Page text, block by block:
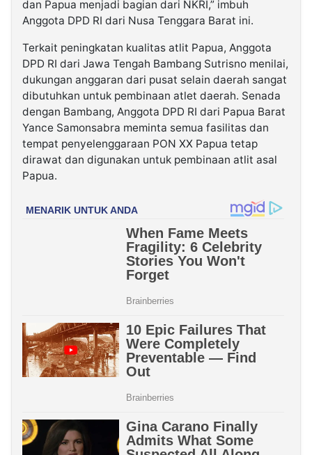
dan Papua menjadi bagian dari NKRI,” imbuh
Anggota DPD RI dari Nusa Tenggara Barat ini.
Terkait peningkatan kualitas atlit Papua, Anggota
DPD RI dari Jawa Tengah Bambang Sutrisno menilai,
dukungan anggaran dari pusat selain daerah sangat
dibutuhkan untuk pembinaan atlet daerah. Senada
dengan Bambang, Anggota DPD RI dari Papua Barat
Yance Samonsabra meminta semua fasilitas dan
tempat penyelenggaraan PON XX Papua tetap
dirawat dan digunakan untuk pembinaan atlit asal
Papua.